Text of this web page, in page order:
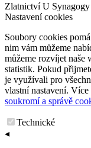
Zlatnictví U
Nastavení cookies
Soubory cookies
nim vám můžeme
můžeme rozvíjet naše
statistik. Pokud
je využívali pro
vlastní nastavení.
soukromí a správě
Technické
◂